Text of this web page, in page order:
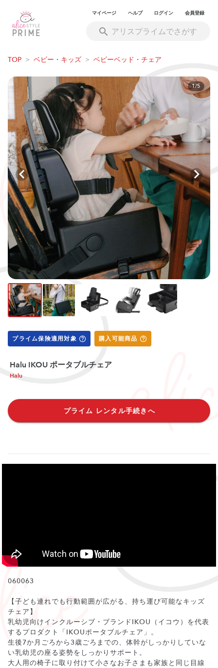
マイページ ヘルプ ログイン 会員登録
TOP > ベビー・キッズ > ベビーベッド・チェア
1/5
プライム保険適用対象 購入可能商品
Halu IKOU ポータブルチェア
Halu
プライム レンタル手続きへ
060063
【子ども連れでも行動範囲が広がる、持ち運び可能なキッズ
チェア】
乳幼児向けインクルーシブ・ブランドIKOU（イコウ）を代表
するプロダクト「IKOUポータブルチェア」。
生後7か月ごろから3歳ごろまでの、体幹がしっかりしていな
い乳幼児の座る姿勢をしっかりサポート。
大人用の椅子に取り付けて小さなお子さまも家族と同じ目線